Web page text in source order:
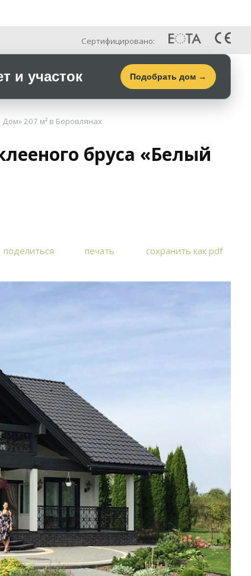
Сертифицировано:
и участок Подобрать дом →
207 м² в Боровлянах
бруса «Белый
поделиться печать сохранить как pdf